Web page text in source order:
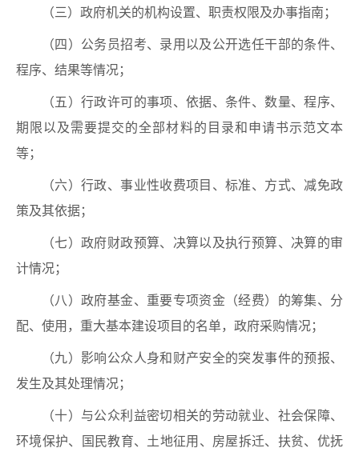
（三）政府机关的机构设置、职责权限及办事指南；
（四）公务员招考、录用以及公开选任干部的条件、
程序、结果等情况；
（五）行政许可的事项、依据、条件、数量、程序、
期限以及需要提交的全部材料的目录和申请书示范文本
等；
（六）行政、事业性收费项目、标准、方式、减免政
策及其依据；
（七）政府财政预算、决算以及执行预算、决算的审
计情况；
（八）政府基金、重要专项资金（经费）的筹集、分
配、使用，重大基本建设项目的名单，政府采购情况；
（九）影响公众人身和财产安全的突发事件的预报、
发生及其处理情况；
（十）与公众利益密切相关的劳动就业、社会保障、
环境保护、国民教育、土地征用、房屋拆迁、扶贫、优抚